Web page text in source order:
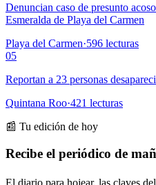
Denuncian caso de presunto
Esmeralda de Playa del Carmen
Playa del Carmen·596 lecturas
05
Reportan a 23 personas
Quintana Roo·421 lecturas
📰 Tu edición de hoy
Recibe el periódico de
El diario para hojear, las claves